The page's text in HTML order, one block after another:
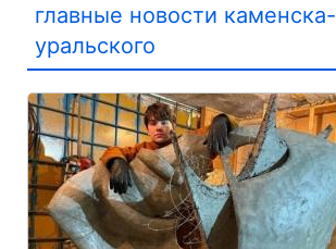
главные новости каменска-
уральского